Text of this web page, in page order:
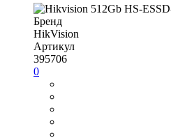
Бренд
HikVision
Артикул
395706
0